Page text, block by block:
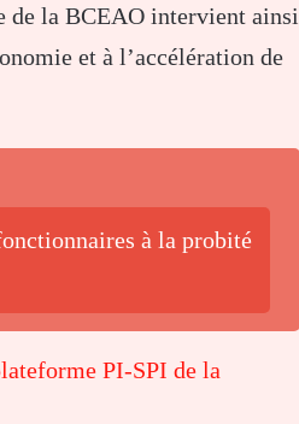
de la BCEAO intervient ainsi
et à l’accélération de
à la probité
PI-SPI de la